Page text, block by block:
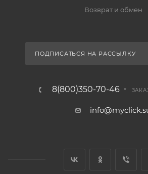
Возврат и обмен
ПОДПИСАТЬСЯ НА РАССЫЛКУ
8(800)350-70-46